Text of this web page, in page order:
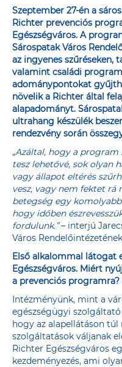
Szeptember 27-én a
Richter prevenciós
Egészségváros. A
Sárospatak Város
az ingyenes szűréseken,
valamint családi
adománypontokat
növelik a Richter által
alapadományt.
ultrahang készülék
rendezvény során
„Azáltal, hogy a program
tesz lehetővé, sok olyan
vagy állapot eltérés
vesz, vagy nem fektet
betegség egy
hogy időben
fordulunk.”– interjú
Város
Első alkalommal látogat
Egészségváros. Miért
a prevenciós programra?
Intézményünk, mint a
egészségügyi
hogy az alapellátáson túl
szolgáltatások váljanak
Richter Egészségváros
kezdeményezés, ami